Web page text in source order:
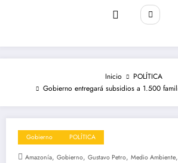
Inicio
POLÍTICA
Gobierno entregará subsidios a 1.500
Gobierno POLÍTICA
Amazonía, Gobierno, Gustavo Petro, Medio Ambiente,